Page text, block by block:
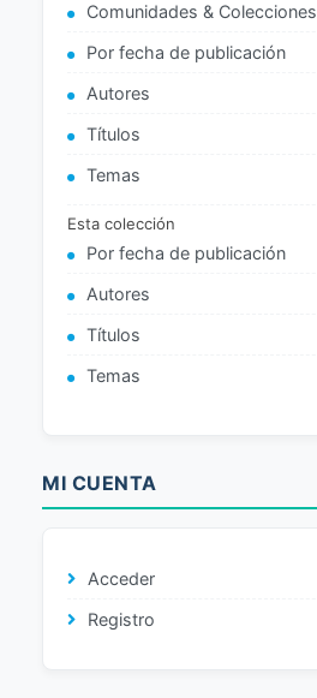
Comunidades & Colecciones
Por fecha de publicación
Autores
Títulos
Temas
Esta colección
Por fecha de publicación
Autores
Títulos
Temas
MI CUENTA
Acceder
Registro